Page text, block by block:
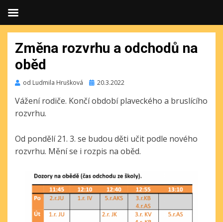
Změna rozvrhu a odchodů na
oběd
od Ludmila Hrušková Publikováno
20.3.2022
Vážení rodiče. Končí období plaveckého a bruslícího
rozvrhu.
Od pondělí 21. 3. se budou děti učit podle nového
rozvrhu. Mění se i rozpis na oběd.